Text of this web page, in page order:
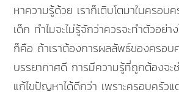
หาความรู้ด้วย เราก็เติบโตมาในครอบ
เด็ก ทำไมจะไม่รู้จักว่าควรจะทำตัวอย่า
ก็คือ ถ้าเราต้องการผลลัพธ์ของครอบ
บรรยากาศดี การมีความรู้ที่ถูกต้องจะ
แก้ไขปัญหาได้ดีกว่า เพราะครอบครัวแ